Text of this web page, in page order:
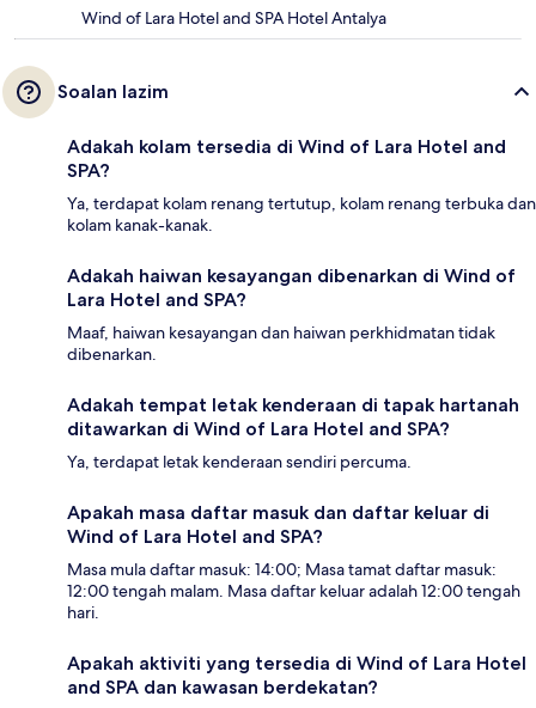
Wind of Lara Hotel and SPA Hotel Antalya
Soalan lazim
Adakah kolam tersedia di Wind of Lara Hotel and
SPA?
Ya, terdapat kolam renang tertutup, kolam renang terbuka dan
kolam kanak-kanak.
Adakah haiwan kesayangan dibenarkan di Wind of
Lara Hotel and SPA?
Maaf, haiwan kesayangan dan haiwan perkhidmatan tidak
dibenarkan.
Adakah tempat letak kenderaan di tapak hartanah
ditawarkan di Wind of Lara Hotel and SPA?
Ya, terdapat letak kenderaan sendiri percuma.
Apakah masa daftar masuk dan daftar keluar di
Wind of Lara Hotel and SPA?
Masa mula daftar masuk: 14:00; Masa tamat daftar masuk:
12:00 tengah malam. Masa daftar keluar adalah 12:00 tengah
hari.
Apakah aktiviti yang tersedia di Wind of Lara Hotel
and SPA dan kawasan berdekatan?